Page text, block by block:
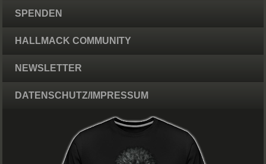
SPENDEN
HALLMACK COMMUNITY
NEWSLETTER
DATENSCHUTZ/IMPRESSUM